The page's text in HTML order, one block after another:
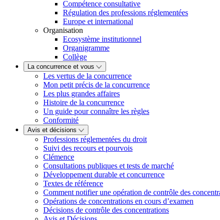
Compétence consultative
Régulation des professions réglementées
Europe et international
Organisation
Ecosystème institutionnel
Organigramme
Collège
La concurrence et vous
Les vertus de la concurrence
Mon petit précis de la concurrence
Les plus grandes affaires
Histoire de la concurrence
Un guide pour connaître les règles
Conformité
Avis et décisions
Professions réglementées du droit
Suivi des recours et pourvois
Clémence
Consultations publiques et tests de marché
Développement durable et concurrence
Textes de référence
Comment notifier une opération de contrôle des
Opérations de concentrations en cours d’examen
Décisions de contrôle des concentrations